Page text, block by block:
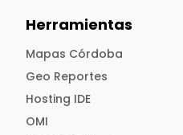
Herramientas
Mapas Córdoba
Geo Reportes
Hosting IDE
OMI